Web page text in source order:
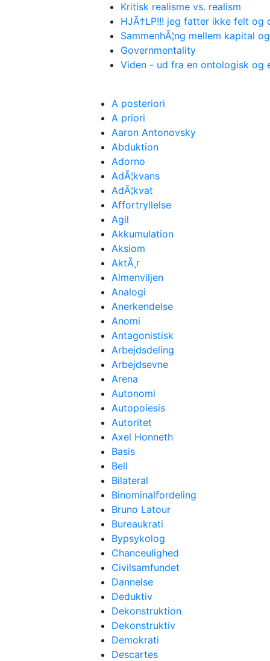
Kritisk realisme vs. realism
HJÃ†LP!!! jeg fatter ikke felt og
SammenhÃ¦ng mellem kapital
Governmentality
Viden - ud fra en ontologisk og
A posteriori
A priori
Aaron Antonovsky
Abduktion
Adorno
AdÃ¦kvans
AdÃ¦kvat
Affortryllelse
Agil
Akkumulation
Aksiom
AktÃ¸r
Almenviljen
Analogi
Anerkendelse
Anomi
Antagonistisk
Arbejdsdeling
Arbejdsevne
Arena
Autonomi
Autopoiesis
Autoritet
Axel Honneth
Basis
Bell
Bilateral
Binominalfordeling
Bruno Latour
Bureaukrati
Bypsykolog
Chanceulighed
Civilsamfundet
Dannelse
Deduktiv
Dekonstruktion
Dekonstruktiv
Demokrati
Descartes